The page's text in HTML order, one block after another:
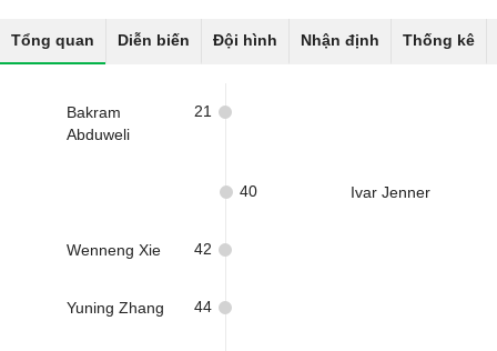
Tổng quan Diễn biến Đội hình Nhận định Thống kê
Bakram
Abduweli
21
Ivar Jenner
40
Wenneng Xie 42
Yuning Zhang 44